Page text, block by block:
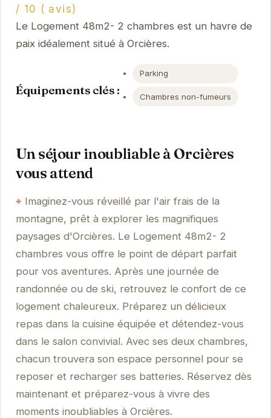
/ 10 ( avis)
Le Logement 48m2- 2 chambres est un havre de
paix idéalement situé à Orcières.
Équipements clés :
Parking
Chambres non-fumeurs
Un séjour inoubliable à Orcières
vous attend
Imaginez-vous réveillé par l'air frais de la
montagne, prêt à explorer les magnifiques
paysages d'Orcières. Le Logement 48m2- 2
chambres vous offre le point de départ parfait
pour vos aventures. Après une journée de
randonnée ou de ski, retrouvez le confort de ce
logement chaleureux. Préparez un délicieux
repas dans la cuisine équipée et détendez-vous
dans le salon convivial. Avec ses deux chambres,
chacun trouvera son espace personnel pour se
reposer et recharger ses batteries. Réservez dès
maintenant et préparez-vous à vivre des
moments inoubliables à Orcières.